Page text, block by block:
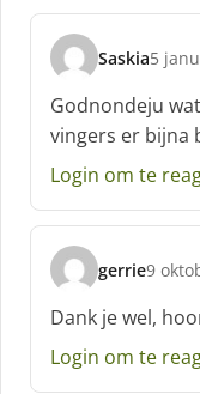
e
f
:
Saskia
s
c
h
r
e
f
5
Godnondeju
vingers er bijna
Login om te
gerrie
s
c
h
r
9
Dank je wel,
Login om te